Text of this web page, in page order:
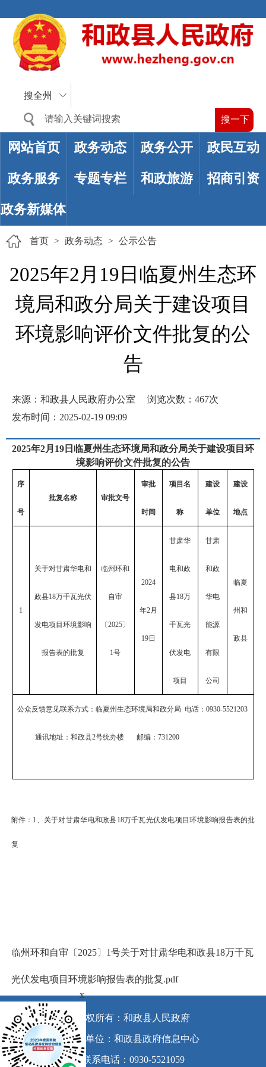
搜全州
网站首页 政务动态 政务公开 政民互动
政务服务 专题专栏 和政旅游 招商引资
政务新媒体
首页 > 政务动态 > 公示公告
2025年2月19日临夏州生态环
境局和政分局关于建设项目
环境影响评价文件批复的公
告
来源：和政县人民政府办公室 浏览次数： 467次
发布时间：2025-02-19 09:09
2025年2月 19 日临夏州生态环境局和政分局关于建设项目环
境影响评价文件批复的公告
序
号
批复名称 审批文号
审批
时间
项目名
称
建设
单位
建设
地点
1
关于对甘肃华电和
政县18万千瓦光伏
发电项目环境影响
报告表的批复
临州环和
自审
〔2025〕
1号
2024
年2月
19日
甘肃华
电和政
县18万
千瓦光
伏发电
项目
甘肃
和政
华电
能源
有限
公司
临夏
州和
政县
公众反馈意见联系方式： 临夏州生态环境局和政分局 电话： 0930-5521203
通讯地址： 和政县2号统办楼 邮编： 731200
附件： 1、 关于对甘肃华电和政县18万千瓦光伏发电项目环境影响报告表的批
复
临州环和自审〔2025〕1号关于对甘肃华电和政县18万千瓦
光伏发电项目环境影响报告表的批复.pdf
版权所有：和政县人民政府
承办单位：和政县政府信息中心
联系电话：0930-5521059
x